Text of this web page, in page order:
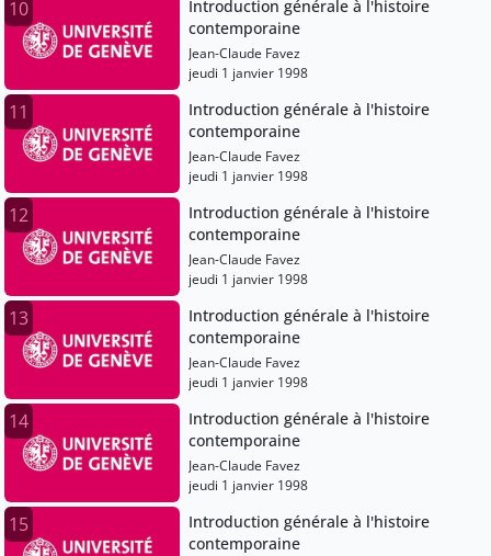
10
Introduction générale à l'histoire
contemporaine
Jean-Claude Favez
jeudi 1 janvier 1998
11
Introduction générale à l'histoire
contemporaine
Jean-Claude Favez
jeudi 1 janvier 1998
12
Introduction générale à l'histoire
contemporaine
Jean-Claude Favez
jeudi 1 janvier 1998
13
Introduction générale à l'histoire
contemporaine
Jean-Claude Favez
jeudi 1 janvier 1998
14
Introduction générale à l'histoire
contemporaine
Jean-Claude Favez
jeudi 1 janvier 1998
15
Introduction générale à l'histoire
contemporaine